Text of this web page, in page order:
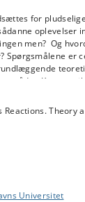
for
oplevelser
men? Og
Spørgsmålene er
Kursets vil
til udredning af
af relevant
viden om de
casearbejde.
Theory
Universitet